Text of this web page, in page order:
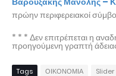
πρώην περιφερειακοί
* * * Δεν επιτρέπεται η
προηγούμενη γραπτή
Tags ΟΙΚΟΝΟΜΙΑ Slider